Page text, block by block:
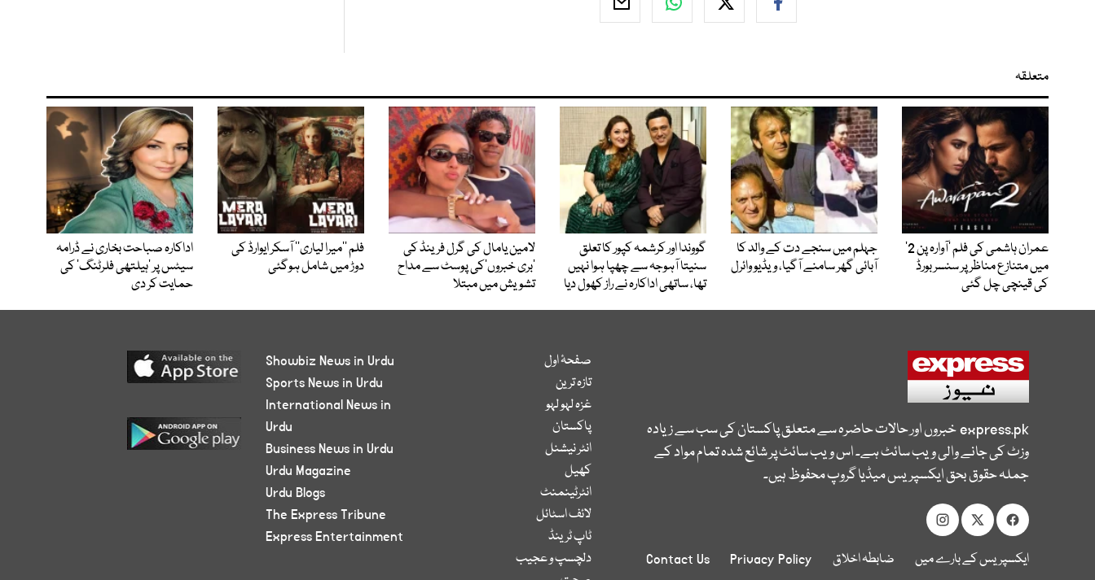
متعلقہ
عمران ہاشمی کی فلم ’آوارہ پن 2‘
میں متنازع مناظر پر سنسر بورڈ
کی قینچی چل گئی
جہلم میں سنجے دت کے والد کا
آبائی گھر سامنے آگیا، ویڈیو وائرل
گووندا اور کرشمہ کپور کا تعلق
سنیتا آہوجہ سے چھپا ہوا نہیں
تھا، ساتھی اداکارہ نے راز کھول دیا
لامین یامال کی گرل فرینڈ کی
’بری خبروں‘کی پوسٹ سے مداح
تشویش میں مبتلا
فلم ’’میرا لیاری‘‘ آسکر ایوارڈ کی
دوڑ میں شامل ہوگئی
اداکارہ صباحت بخاری نے ڈرامہ
سیٹس پر ’ہیلتھی فلرٹنگ‘ کی
حمایت کر دی
express.pkخبروں اور حالات حاضرہ سے متعلق پاکستان کی سب سے زیادہ
وزٹ کی جانے والی ویب سائٹ ہے۔ اس ویب سائٹ پر شائع شدہ تمام مواد کے
جملہ حقوق بحق ایکسپریس میڈیا گروپ محفوظ ہیں۔
ایکسپریس کے بارے میں ضابطہ اخلاق Privacy Policy
Contact Us
صفحۂ اول
تازہ ترین
غزہ لہو لہو
پاکستان
انٹر نیشنل
کھیل
انٹرٹینمنٹ
لائف اسٹائل
ٹاپ ٹرینڈ
دلچسپ و عجیب
Showbiz News in Urdu
Sports News in Urdu
International News in
Urdu
Business News in Urdu
Urdu Magazine
Urdu Blogs
The Express Tribune
Express Entertainment